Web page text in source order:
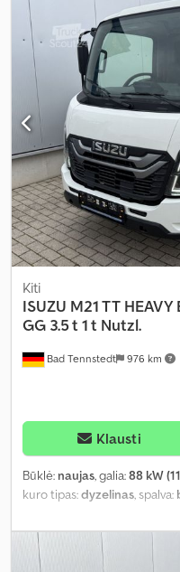
Bad Tennstedt 976 km
Kiti
ISUZU M21 TT
GG 3.5 t 1 t Nutzl.
Klausti
Būklė: naujas, galia:88 kW
kuro tipas:dyzelinas, spalva:
elektroninė stabilumo
suodžių filtras ,